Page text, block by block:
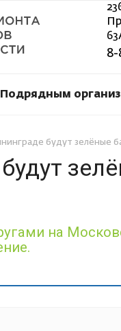
8-
Подрядным
будут зелёные
на